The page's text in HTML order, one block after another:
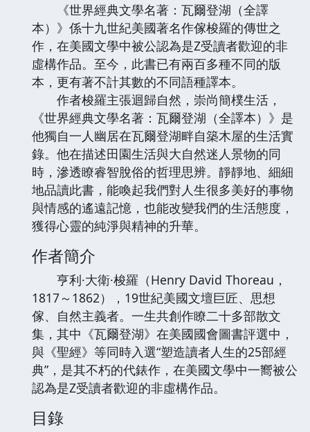
《世界經典文學名著：瓦爾登湖（全譯
本）》係十九世紀美國著名作傢梭羅的傳世之
作，在美國文學中被公認為是Z受讀者歡迎的非
虛構作品。至今，此書已有兩百多種不同的版
本，更有著不計其數的不同語種譯本。
作者梭羅主張迴歸自然，崇尚簡樸生活，
《世界經典文學名著：瓦爾登湖（全譯本）》是
他獨自一人幽居在瓦爾登湖畔自築木屋的生活實
錄。他在描述田園生活與大自然迷人景物的同
時，滲透瞭睿智脫俗的哲理思辨。靜靜地、細細
地品讀此書，能喚起我們對人生很多美好的事物
與情感的遙遠記憶，也能改變我們的生活態度，
獲得心靈的純淨與精神的升華。
作者簡介
亨利·大衛·梭羅（Henry David Thoreau，
1817～1862），19世紀美國文壇巨匠、思想
傢、自然主義者。一生共創作瞭二十多部散文
集，其中《瓦爾登湖》在美國國會圖書評選中，
與《聖經》等同時入選“塑造讀者人生的25部經
典”，是其不朽的代錶作，在美國文學中一嚮被公
認為是Z受讀者歡迎的非虛構作品。
目錄